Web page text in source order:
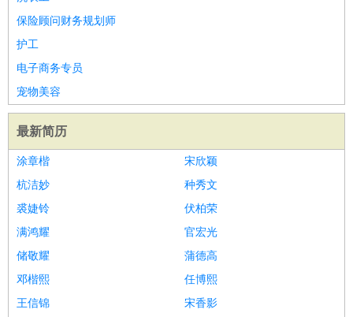
保险顾问财务规划师
护工
电子商务专员
宠物美容
最新简历
涂章楷
宋欣颖
杭洁妙
种秀文
裘婕铃
伏柏荣
满鸿耀
官宏光
储敬耀
蒲德高
邓楷熙
任博熙
王信锦
宋香影